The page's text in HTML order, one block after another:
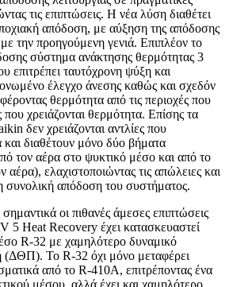
τις επιπτώσεις. Η νέα λύση διαθέτει
απόδοση, με αύξηση της απόδοσης
την προηγούμενη γενιά. Επιπλέον το
σύστημα ανάκτησης θερμότητας 3
ταυτόχρονη ψύξη και
έλεγχο άνεσης καθώς και σχεδόν
θερμότητα από τις περιοχές που
χρειάζονται θερμότητα. Επίσης τα
δεν χρειάζονται αντλίες που
και διαθέτουν μόνο δύο βήματα
τον αέρα στο ψυκτικό μέσο και από το
ελαχιστοποιώντας τις απώλειες και
συνολική απόδοση του συστήματος.
οι πιθανές άμεσες επιπτώσεις
5 Heat Recovery έχει κατασκευαστεί
R-32 με χαμηλότερο δυναμικό
(ΔΘΠ). Το R-32 όχι μόνο μεταφέρει
από το R-410A, επιτρέποντας ένα
μέσου, αλλά έχει και χαμηλότερο